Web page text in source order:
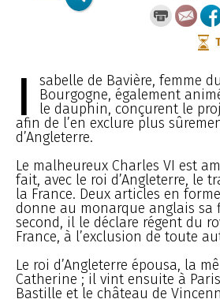
I
sabelle de Bavière, femme
Bourgogne, également
le dauphin, conçurent le
afin de l’en exclure plus
d’Angleterre.
Le malheureux Charles VI est
fait, avec le roi d’Angleterre, le
la France. Deux articles en
donne au monarque anglais
second, il le déclare régent du
France, à l’exclusion de toute
Le roi d’Angleterre épousa, la
Catherine ; il vint ensuite à
Bastille et le château de